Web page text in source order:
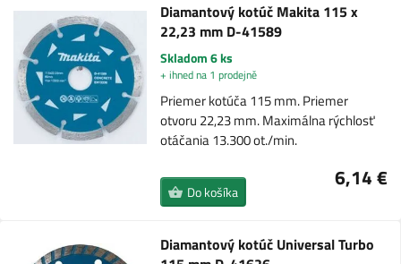
Diamantový kotúč Makita 115 x
22,23 mm D-41589
Skladom 6 ks
+ ihned na 1 prodejně
Priemer kotúča 115 mm. Priemer
otvoru 22,23 mm. Maximálna rýchlosť
otáčania 13.300 ot./min.
6,14 €
Do košíka
Diamantový kotúč Universal Turbo